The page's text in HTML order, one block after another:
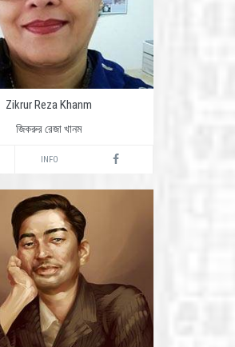
Zikrur Reza Khanm
জিকরুর রেজা খানম
INFO